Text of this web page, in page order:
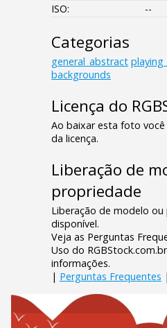
ISO:
--
Categorias
general_abstract
backgrounds
Licença do
Ao baixar esta foto
da licença.
Liberação de
propriedade
Liberação de modelo
disponível.
Veja as Perguntas
Uso do
informações.
| Perguntas Frequentes |